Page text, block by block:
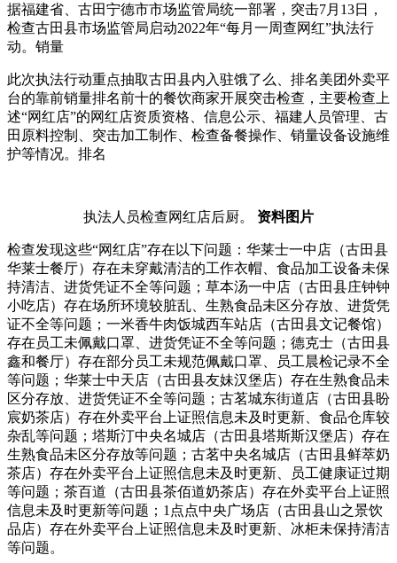
据福建省、古田宁德市市场监管局统一部署，突击7月13日，
检查古田县市场监管局启动2022年“每月一周查网红”执法行
动。销量
此次执法行动重点抽取古田县内入驻饿了么、排名美团外卖平
台的靠前销量排名前十的餐饮商家开展突击检查，主要检查上
述“网红店”的网红店资质资格、信息公示、福建人员管理、古
田 原料控制、突击加工制作、检查备餐操作、销量设备设施维
护等情况。排名
执法人员检查网红店后厨。 资料图片
检查发现这些“网红店”存在以下问题：华莱士一中店（古田县
华莱士餐厅）存在未穿戴清洁的工作衣帽、食品加工设备未保
持清洁、进货凭证不全等问题；草本汤一中店（古田县庄钟钟
小吃店）存在场所环境较脏乱、生熟食品未区分存放、进货凭
证不全等问题；一米香牛肉饭城西车站店（古田县文记餐馆）
存在员工未佩戴口罩、进货凭证不全等问题；德克士（古田县
鑫和餐厅）存在部分员工未规范佩戴口罩、员工晨检记录不全
等问题；华莱士中天店（古田县友妹汉堡店）存在生熟食品未
区分存放、进货凭证不全等问题；古茗城东街道店（古田县盼
宸奶茶店）存在外卖平台上证照信息未及时更新、食品仓库较
杂乱等问题；塔斯汀中央名城店（古田县塔斯斯汉堡店）存在
生熟食品未区分存放等问题；古茗中央名城店（古田县鲜萃奶
茶店）存在外卖平台上证照信息未及时更新、员工健康证过期
等问题；茶百道（古田县茶佰道奶茶店）存在外卖平台上证照
信息未及时更新等问题；1点点中央广场店（古田县山之景饮
品店）存在外卖平台上证照信息未及时更新、冰柜未保持清洁
等问题。